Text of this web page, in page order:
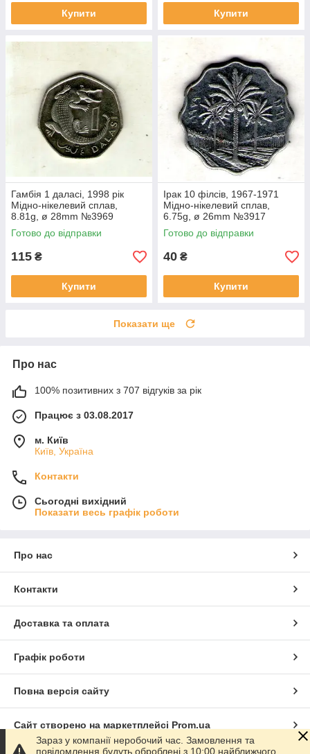
Купити Купити
Гамбія 1 даласі, 1998 рік
Мідно-нікелевий сплав,
8.81g, ø 28mm №3969
Готово до відправки
115 ₴
Купити
Ірак 10 філсів, 1967-1971
Мідно-нікелевий сплав,
6.75g, ø 26mm №3917
Готово до відправки
40 ₴
Купити
Показати ще
Про нас
100% позитивних з 707 відгуків за рік
Працює з 03.08.2017
м. Київ
Київ, Україна
Контакти
Сьогодні вихідний
Показати весь графік роботи
Про нас
Контакти
Доставка та оплата
Графік роботи
Повна версія сайту
Сайт створено на маркетплейсі Prom.ua
Зараз у компанії неробочий час. Замовлення та
повідомлення будуть оброблені з 10:00 найближчого